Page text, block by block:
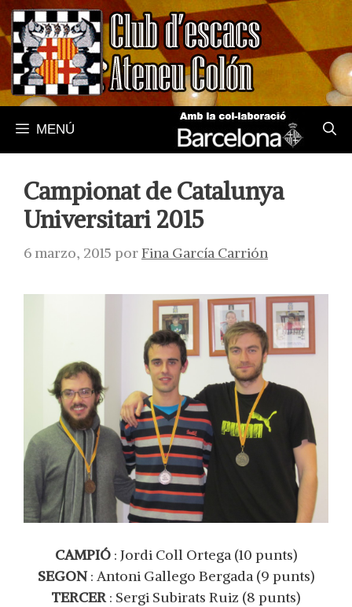
Saltar
al
contenido
MENÚ
Campionat de Catalunya
Universitari 2015
6 marzo, 2015 porFina García Carrión
CAMPIÓ: Jordi Coll Ortega (10 punts)
SEGON: Antoni Gallego Bergada (9 punts)
TERCER: Sergi Subirats Ruiz (8 punts)